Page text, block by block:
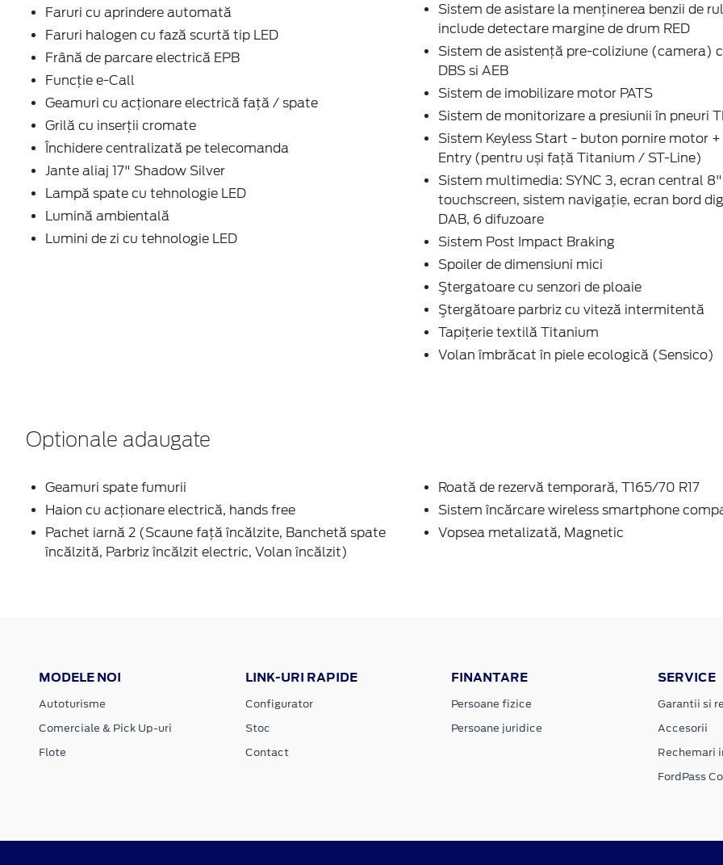
Faruri cu aprindere automată
Faruri halogen cu fază scurtă tip LED
Frână de parcare electrică EPB
Funcție e-Call
Geamuri cu acţionare electrică faţă / spate
Grilă cu inserţii cromate
Închidere centralizată pe telecomanda
Jante aliaj 17" Shadow Silver
Lampă spate cu tehnologie LED
Lumină ambientală
Lumini de zi cu tehnologie LED
Sistem de asistare la menținerea benzii de
include detectare margine de drum RED
Sistem de asistenţă pre-coliziune (camera)
DBS si AEB
Sistem de imobilizare motor PATS
Sistem de monitorizare a presiunii în pneuri
Sistem Keyless Start - buton pornire motor +
Entry (pentru uși față Titanium / ST-Line)
Sistem multimedia: SYNC 3, ecran central
touchscreen, sistem navigaţie, ecran bord
DAB, 6 difuzoare
Sistem Post Impact Braking
Spoiler de dimensiuni mici
Ştergatoare cu senzori de ploaie
Ştergătoare parbriz cu viteză intermitentă
Tapiţerie textilă Titanium
Volan îmbrăcat în piele ecologică (Sensico)
Optionale adaugate
Geamuri spate fumurii
Haion cu acţionare electrică, hands free
Pachet iarnă 2 (Scaune faţă încălzite, Banchetă spate
încălzită, Parbriz încălzit electric, Volan încălzit)
Roată de rezervă temporară, T165/70 R17
Sistem încărcare wireless smartphone
Vopsea metalizată, Magnetic
MODELE NOI
Autoturisme
Comerciale & Pick Up-uri
Flote
LINK-URI RAPIDE
Configurator
Stoc
Contact
FINANTARE
Persoane fizice
Persoane juridice
SERVICE
Garantii si
Accesorii
Rechemari
FordPass